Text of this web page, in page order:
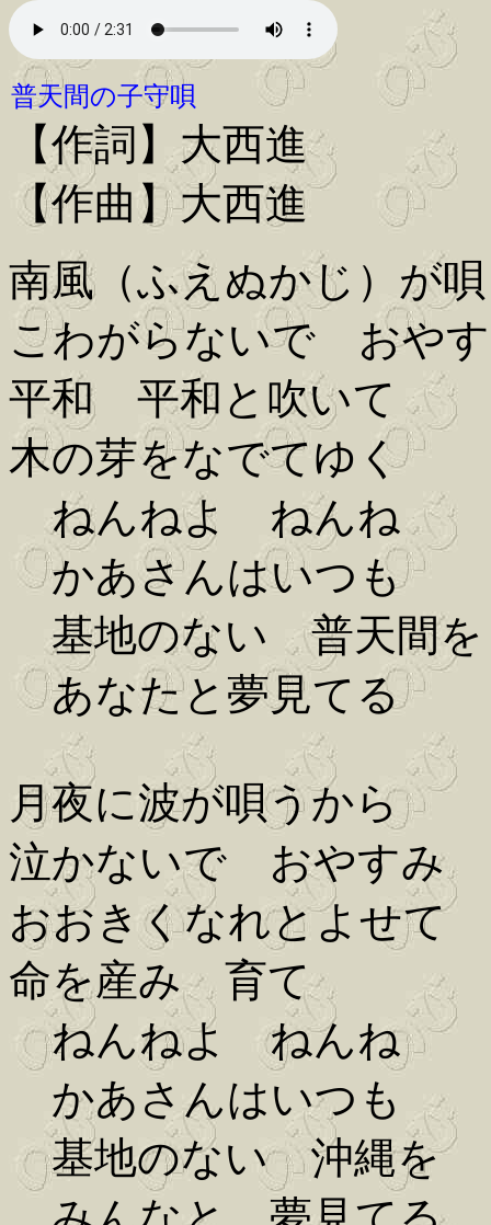
普天間の子守唄
【作詞】大西進
【作曲】大西進
南風（ふえぬかじ）が
こわがらないで おや
平和 平和と吹いて
木の芽をなでてゆく
ねんねよ ねんね
かあさんはいつも
基地のない 普天間を
あなたと夢見てる
月夜に波が唄うから
泣かないで おやすみ
おおきくなれとよせて
命を産み 育て
ねんねよ ねんね
かあさんはいつも
基地のない 沖縄を